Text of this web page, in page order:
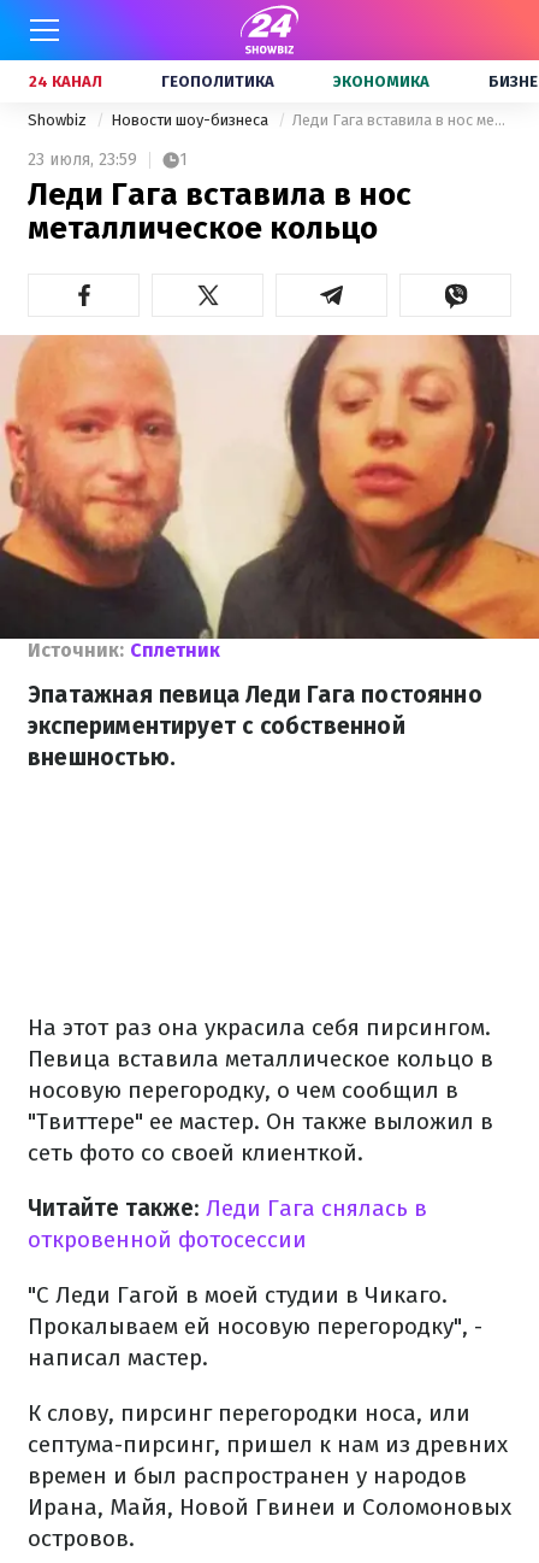
24 КАНАЛ ГЕОПОЛИТИКА ЭКОНОМИКА
Showbiz Новости шоу-бизнеса Леди Гага вставила в нос металлическое кольцо
23 июля, 23:59 1
Леди Гага вставила в нос
металлическое кольцо
Источник: Сплетник
Эпатажная певица Леди Гага постоянно
экспериментирует с собственной
внешностью.
На этот раз она украсила себя пирсингом.
Певица вставила металлическое кольцо в
носовую перегородку, о чем сообщил в
"Твиттере" ее мастер. Он также выложил в
сеть фото со своей клиенткой.
Читайте также: Леди Гага снялась в
откровенной фотосессии
"С Леди Гагой в моей студии в Чикаго.
Прокалываем ей носовую перегородку", -
написал мастер.
К слову, пирсинг перегородки носа, или
септума-пирсинг, пришел к нам из древних
времен и был распространен у народов
Ирана, Майя, Новой Гвинеи и Соломоновых
островов.